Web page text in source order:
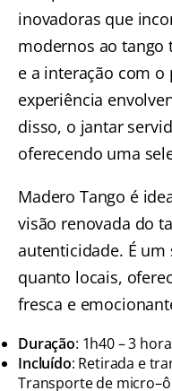
inovadoras que
modernos ao tango
e a interação com
experiência
disso, o jantar
oferecendo uma
Madero Tango é
visão renovada do
autenticidade. É
quanto locais,
fresca e
Duração: 1h40 – 3
Incluído: Retirada e
Transporte de